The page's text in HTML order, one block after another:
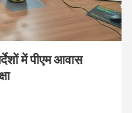
में पीएम आवास